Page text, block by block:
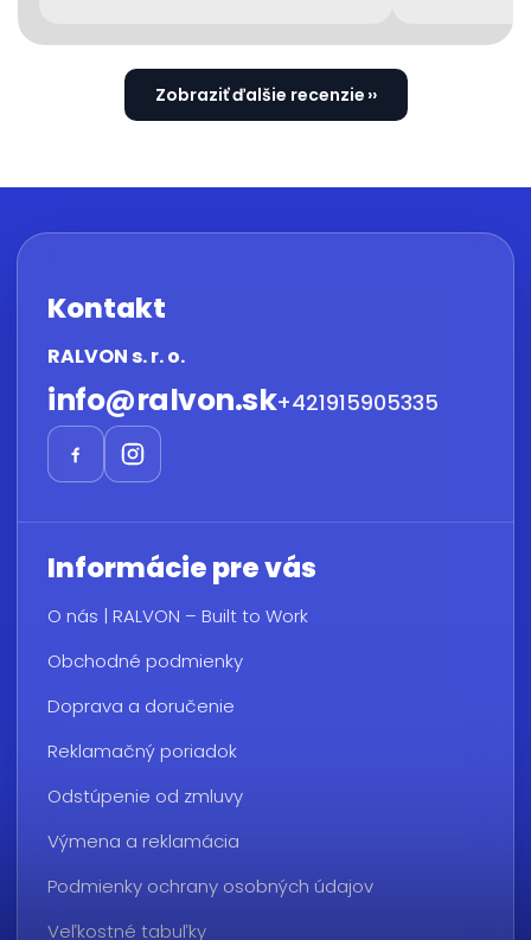
Zobraziť ďalšie recenzie
Kontakt
RALVON s. r. o.
info@ralvon.sk+421915905335
Informácie pre vás
O nás | RALVON – Built to Work
Obchodné podmienky
Doprava a doručenie
Reklamačný poriadok
Odstúpenie od zmluvy
Výmena a reklamácia
Podmienky ochrany osobných údajov
Veľkostné tabuľky